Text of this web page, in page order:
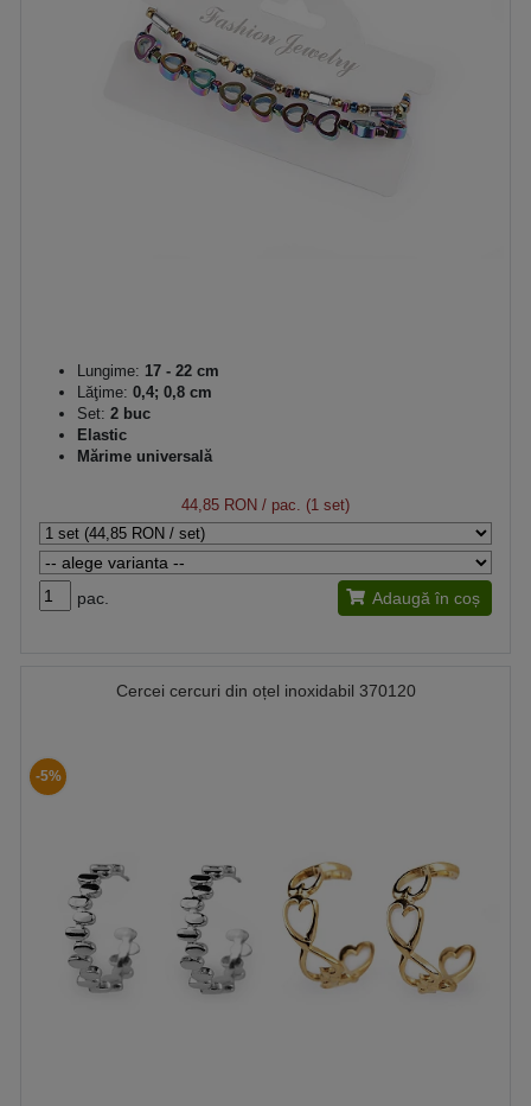
Lungime: 17 - 22 cm
Lăţime: 0,4; 0,8 cm
Set: 2 buc
Elastic
Mărime universală
44,85 RON / pac. (1 set)
pac. Adaugă în coș
Cercei cercuri din oțel inoxidabil 370120
-5%